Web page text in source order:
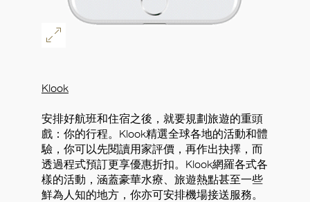
Klook
安排好航班和住宿之後，就要規劃旅遊的重頭
戲：你的行程。Klook精選全球各地的活動和體
驗，你可以先閱讀用家評價，再作出抉擇，而
透過程式預訂更享優惠折扣。Klook網羅各式各
樣的活動，涵蓋豪華水療、旅遊熱點甚至一些
鮮為人知的地方，你亦可安排機場接送服務。